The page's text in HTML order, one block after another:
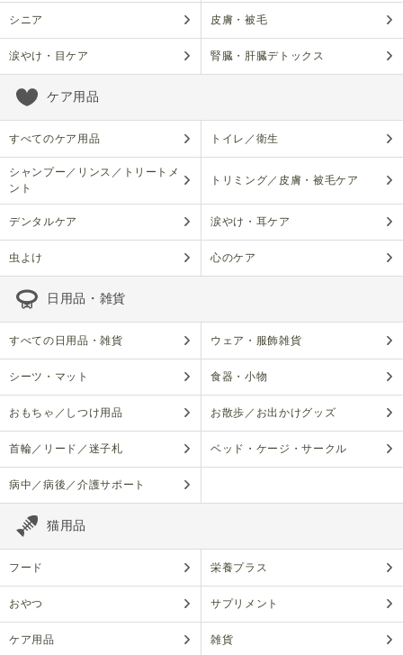
シニア 皮膚・被毛
涙やけ・目ケア 腎臓・肝臓デトックス
ケア用品
すべてのケア用品 トイレ／衛生
シャンプー／リンス／トリートメ
ント
トリミング／皮膚・被毛ケア
デンタルケア 涙やけ・耳ケア
虫よけ 心のケア
日用品・雑貨
すべての日用品・雑貨 ウェア・服飾雑貨
シーツ・マット 食器・小物
おもちゃ／しつけ用品 お散歩／お出かけグッズ
首輪／リード／迷子札 ベッド・ケージ・サークル
病中／病後／介護サポート
猫用品
フード 栄養プラス
おやつ サプリメント
ケア用品 雑貨